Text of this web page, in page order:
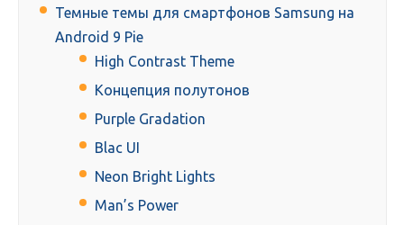
Темные темы для смартфонов Samsung на
Android 9 Pie
High Contrast Theme
Концепция полутонов
Purple Gradation
Blac UI
Neon Bright Lights
Man’s Power